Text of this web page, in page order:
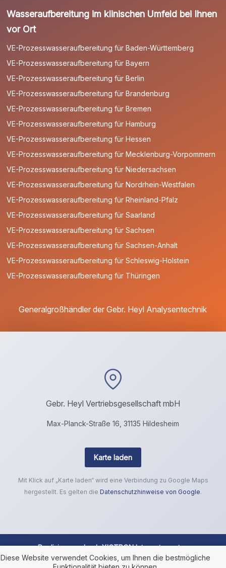
Wasseraufbereitung im klinischen Umfeld bei Ihnen
vor Ort
VE-Prozesswasseraufbereitung für Baden-Württemberg
VE-Prozesswasseraufbereitung für Bayern
VE-Prozesswasseraufbereitung für Berlin
VE-Prozesswasseraufbereitung für Brandenburg
VE-Prozesswasseraufbereitung für Bremen
VE-Prozesswasseraufbereitung für Hamburg
VE-Prozesswasseraufbereitung für Hessen
VE-Prozesswasseraufbereitung für Mecklenburg-Vorpommern
VE-Prozesswasseraufbereitung für Niedersachsen
VE-Prozesswasseraufbereitung für Nordrhein-Westfalen
VE-Prozesswasseraufbereitung für Rheinland-Pfalz
VE-Prozesswasseraufbereitung für Saarland
VE-Prozesswasseraufbereitung für Sachsen
VE-Prozesswasseraufbereitung für Sachsen-Anhalt
VE-Prozesswasseraufbereitung für Schleswig-Holstein
VE-Prozesswasseraufbereitung für Thüringen
Generalgroßhändler der Gebr. Heyl Analysentechnik
Gebr. Heyl Vertriebsgesellschaft mbH
Max-Planck-Straße 16, 31135 Hildesheim
Karte laden
Mit Klick auf „Karte laden“ wird eine Verbindung zu Google Maps
hergestellt. Es gelten die Datenschutzhinweise von Google.
Realisierung durchXICTRON Internetagentur.
Diese Website verwendet Cookies, um Ihnen die bestmögliche